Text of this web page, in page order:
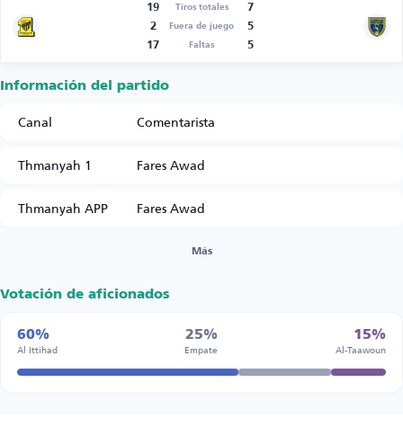
19 Tiros totales
7
2
Fuera de juego
5
17
Faltas 5
Información del partido
Canal
Comentarista
Thmanyah 1
Fares Awad
Thmanyah APP
Fares Awad
Más
Votación de aficionados
60%
Al Ittihad
25%
Empate
15%
Al-Taawoun